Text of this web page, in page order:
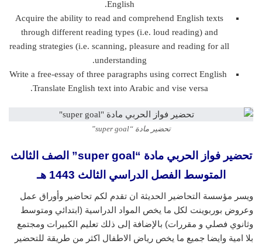
English.
Acquire the ability to read and comprehend English texts
through different reading types (i.e. loud reading) and
reading strategies (i.e. scanning, pleasure and reading for all
understanding.
Write a free-essay of three paragraphs using correct English
Translate English text into Arabic and vise versa.
تحضير مادة “super goal”
تحضير فواز الحربي مادة “super goal” الصف الثالث
المتوسط الفصل الدراسي الثالث 1443 هـ
ويسر مؤسسة التحاضير الحديثة ان تقدم لكم تحاضير وأوراق عمل
وعروض بوربوينت لكل ما يخص المواد الدراسية (ابتدائي ومتوسط
وثانوي فصلي و مقررات) بالإضافة إلى ذلك تعليم الكبيرات ومجتمع
بلا امية وايضا جميع ما يخص رياض الاطفال اكثر من طريقة للتحضير